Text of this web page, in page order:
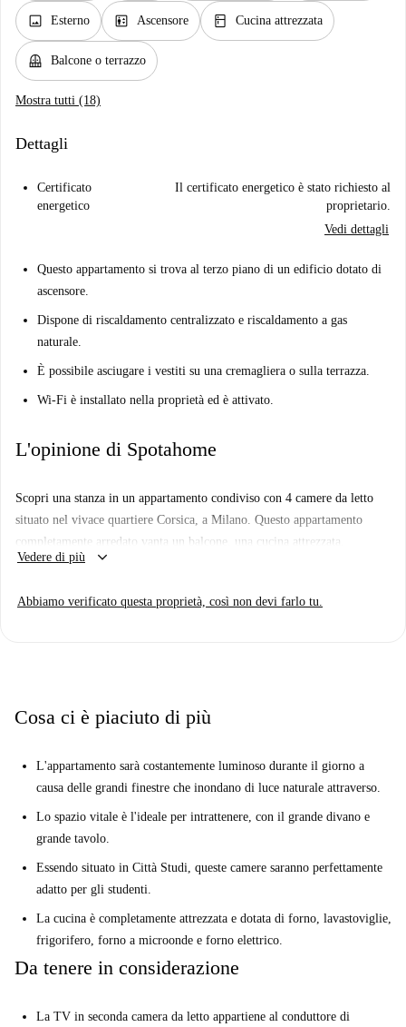
image Esterno elevator Ascensore kitchen Cucina attrezzata
balcony Balcone o terrazzo
Mostra tutti (18)
Dettagli
Certificato
energetico
Il certificato energetico è stato richiesto al
proprietario.
Vedi dettagli
Questo appartamento si trova al terzo piano di un edificio dotato di
ascensore.
Dispone di riscaldamento centralizzato e riscaldamento a gas
naturale.
È possibile asciugare i vestiti su una cremagliera o sulla terrazza.
Wi-Fi è installato nella proprietà ed è attivato.
L'opinione di Spotahome
Scopri una stanza in un appartamento condiviso con 4 camere da letto
situato nel vivace quartiere Corsica, a Milano. Questo appartamento
completamente arredato vanta un balcone, una cucina attrezzata,
riscaldamento centralizzato e accesso privato alla lavatrice, offrendo
le coppie non sono ammesse, ma solo professionisti e studenti.
Penny Market, Birreria Corsica 59 e Pollo Allo Spiedo Rosticceria, che
vivace zona di Milano con servizi accessibili e una vasta scelta di
ristoranti.
Vedere di più keyboard_arrow_down
Abbiamo verificato questa proprietà, così non devi farlo tu.
Cosa ci è piaciuto di più
L'appartamento sarà costantemente luminoso durante il giorno a
causa delle grandi finestre che inondano di luce naturale attraverso.
Lo spazio vitale è l'ideale per intrattenere, con il grande divano e
grande tavolo.
Essendo situato in Città Studi, queste camere saranno perfettamente
adatto per gli studenti.
La cucina è completamente attrezzata e dotata di forno, lavastoviglie,
frigorifero, forno a microonde e forno elettrico.
Da tenere in considerazione
La TV in seconda camera da letto appartiene al conduttore di